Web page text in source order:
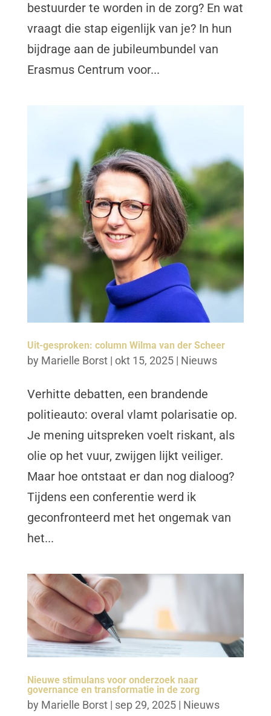
bestuurder te worden in de zorg? En wat
vraagt die stap eigenlijk van je? In hun
bijdrage aan de jubileumbundel van
Erasmus Centrum voor...
Uit-gesproken: column Wilma van der Scheer
by Marielle Borst| okt 15, 2025| Nieuws
Verhitte debatten, een brandende
politieauto: overal vlamt polarisatie op.
Je mening uitspreken voelt riskant, als
olie op het vuur, zwijgen lijkt veiliger.
Maar hoe ontstaat er dan nog dialoog?
Tijdens een conferentie werd ik
geconfronteerd met het ongemak van
het...
Nieuwe stimulans voor onderzoek naar
governance en transformatie in de zorg
by Marielle Borst| sep 29, 2025| Nieuws